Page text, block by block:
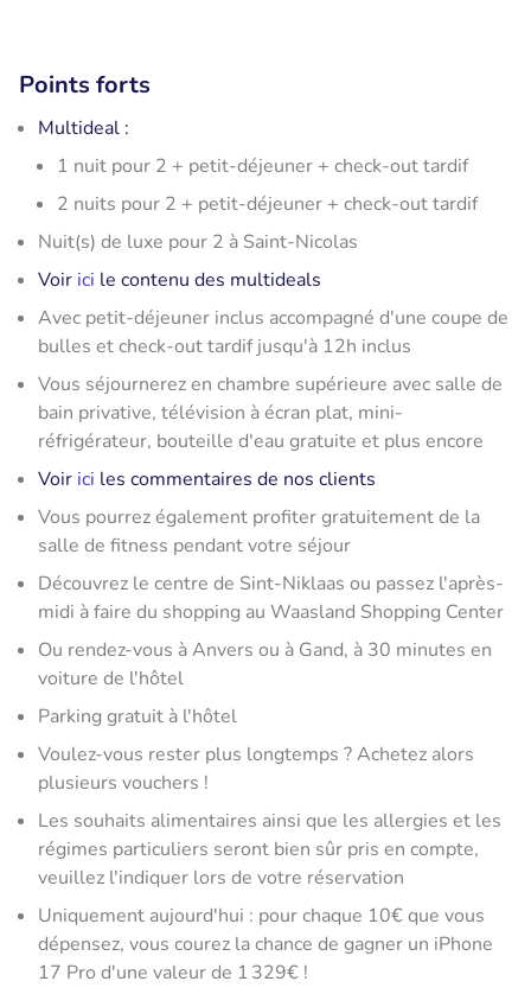
Points forts
Multideal :
1 nuit pour 2 + petit-déjeuner + check-out tardif
2 nuits pour 2 + petit-déjeuner + check-out tardif
Nuit(s) de luxe pour 2 à Saint-Nicolas
Voir ici le contenu des multideals
Avec petit-déjeuner inclus accompagné d'une coupe de
bulles et check-out tardif jusqu'à 12h inclus
Vous séjournerez en chambre supérieure avec salle de
bain privative, télévision à écran plat, mini-
réfrigérateur, bouteille d'eau gratuite et plus encore
Voir ici les commentaires de nos clients
Vous pourrez également profiter gratuitement de la
salle de fitness pendant votre séjour
Découvrez le centre de Sint-Niklaas ou passez l'après-
midi à faire du shopping au Waasland Shopping Center
Ou rendez-vous à Anvers ou à Gand, à 30 minutes en
voiture de l'hôtel
Parking gratuit à l'hôtel
Voulez-vous rester plus longtemps ? Achetez alors
plusieurs vouchers !
Les souhaits alimentaires ainsi que les allergies et les
régimes particuliers seront bien sûr pris en compte,
veuillez l'indiquer lors de votre réservation
Uniquement aujourd'hui : pour chaque 10€ que vous
dépensez, vous courez la chance de gagner un iPhone
17 Pro d'une valeur de 1 329€ !